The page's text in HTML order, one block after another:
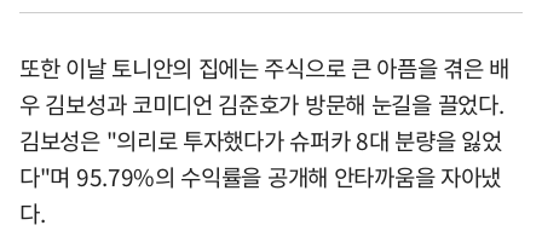
또한 이날 토니안의 집에는 주식으로 큰 아픔을 겪은 배
우 김보성과 코미디언 김준호가 방문해 눈길을 끌었다.
김보성은 "의리로 투자했다가 슈퍼카 8대 분량을 잃었
다"며 95.79%의 수익률을 공개해 안타까움을 자아냈
다.